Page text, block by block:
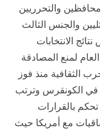
والتحرريين
والجنس الثالث
الانتخابات
لمنع المصادقة
الثقافية منذ فوز
في الكونقرس وترتب
بالقرارات
مع أمريكا حيث